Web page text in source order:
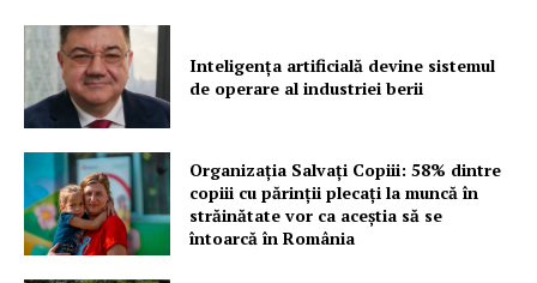
Inteligența artificială devine sistemul
de operare al industriei berii
Organizația Salvați Copiii: 58% dintre
copiii cu părinții plecați la muncă în
străinătate vor ca aceștia să se
întoarcă în România